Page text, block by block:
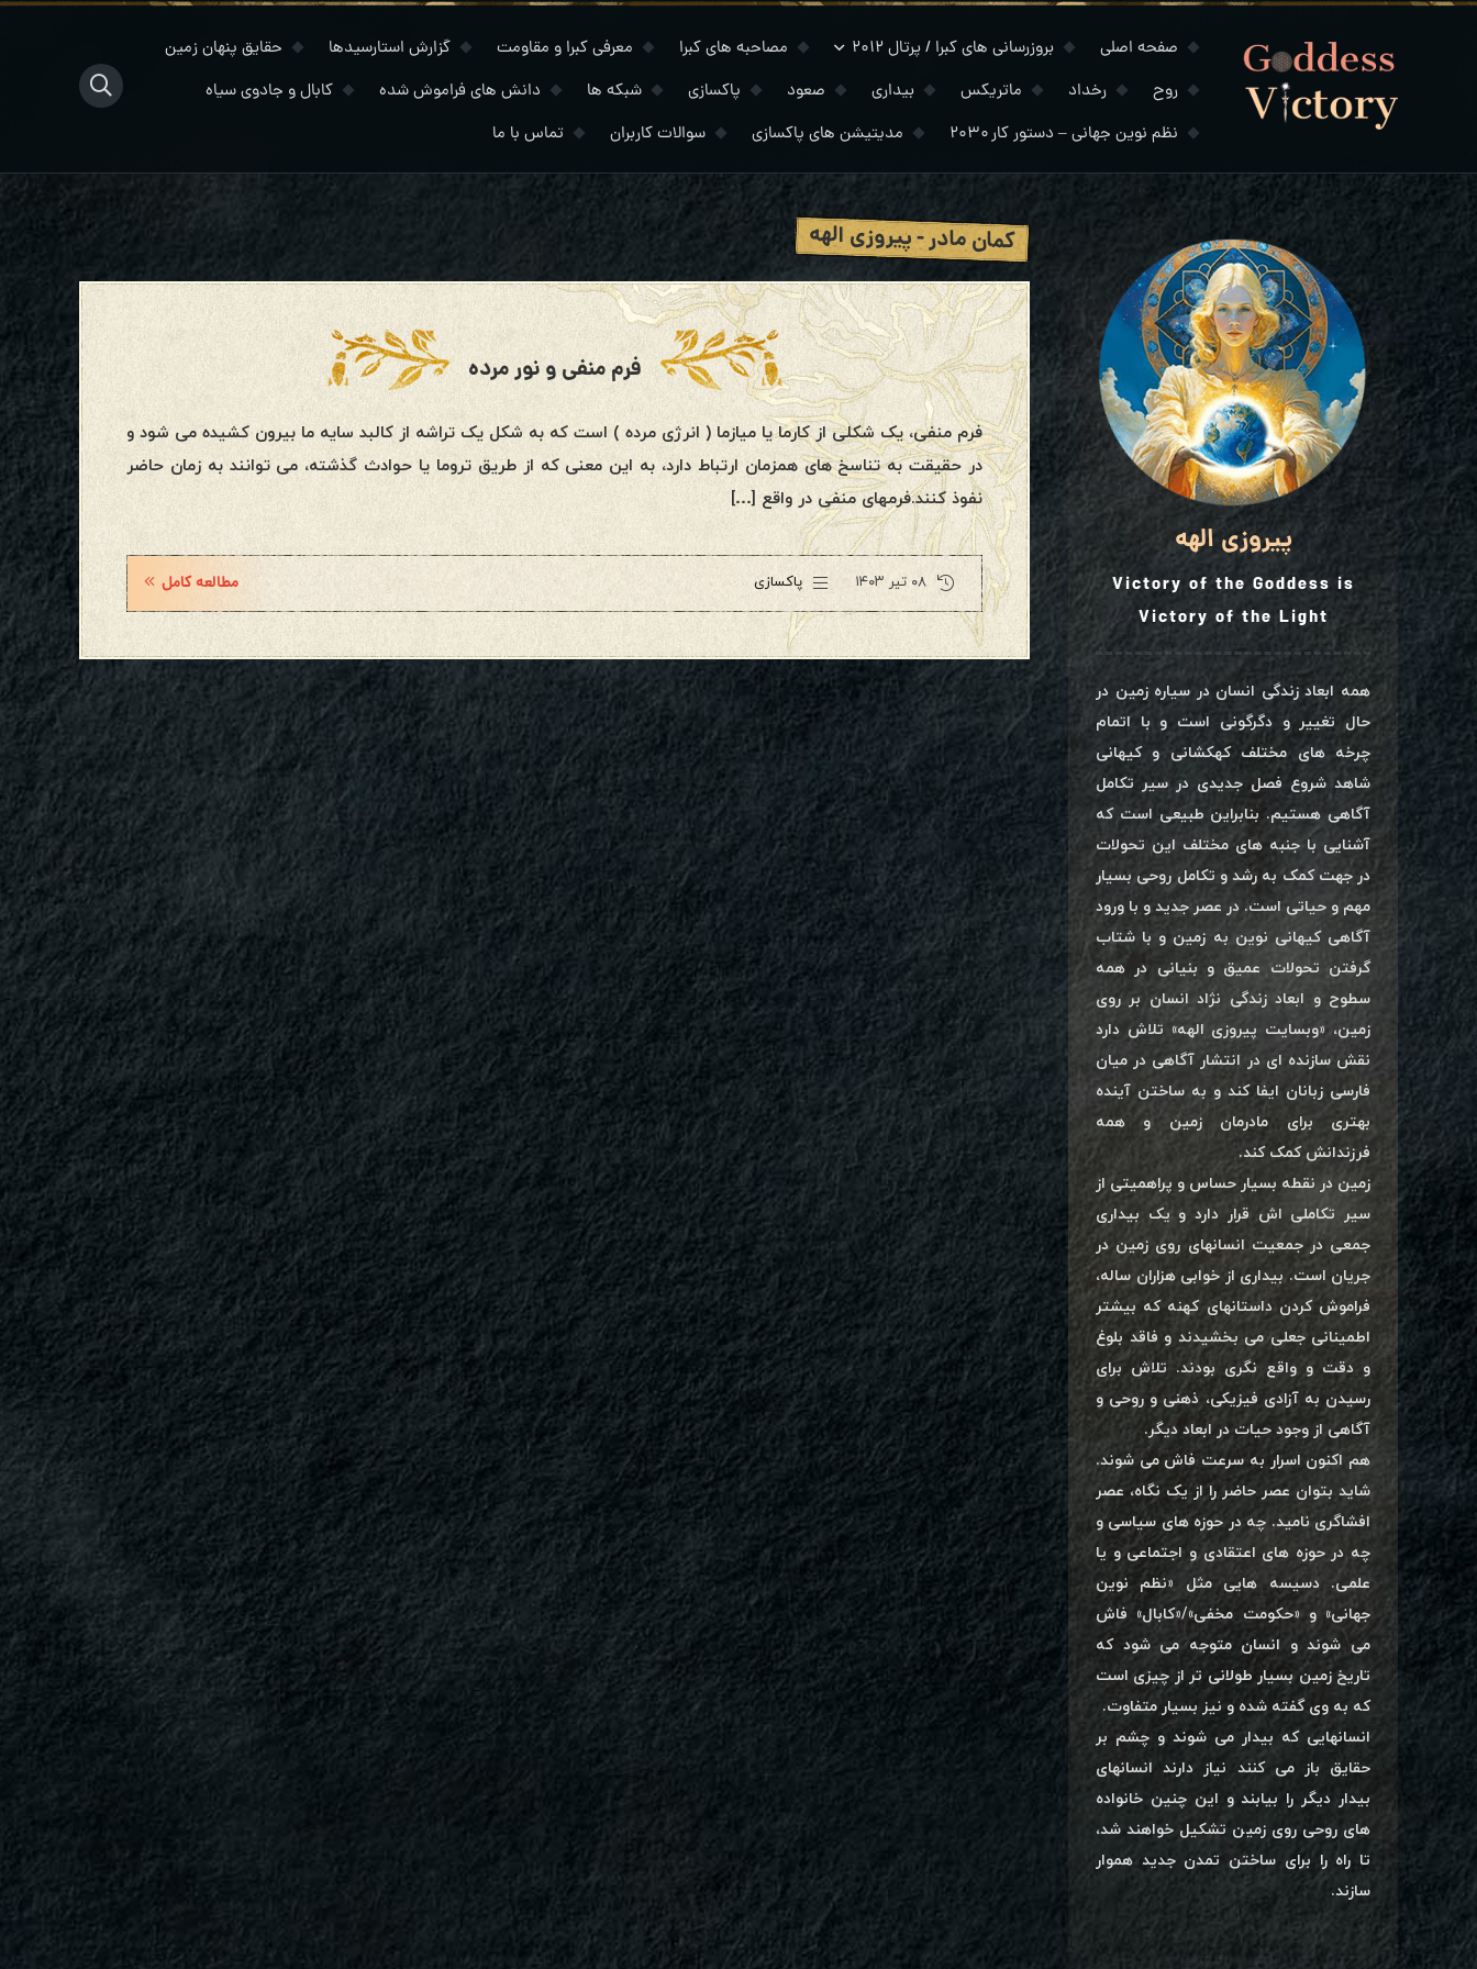
صفحه اصلی بروزرسانی های کبرا / پرتال ۲۰۱۲ مصاحبه های کبرا معرفی کبرا و مقاومت گزارش استارسیدها
حقایق پنهان زمین
روح
رخداد ماتریکس بیداری صعود پاکسازی شبکه ها دانش های فراموش شده
کابال و جادوی سیاه
نظم نوین جهانی – دستور کار ۲۰۳۰
مدیتیشن های پاکسازی سوالات کاربران تماس با ما
کمان مادر - پیروزی الهه
فرم منفی و نور مرده
فرم منفی، یک شکلی از کارما یا میازما ( انرژی مرده ) است که به شکل یک تراشه از کالبد سایه ما بیرون کشیده می شود و
در حقیقت به تناسخ های همزمان ارتباط دارد، به این معنی که از طریق تروما یا حوادث گذشته، می توانند به زمان حاضر
نفوذ کنند.فرمهای منفی در واقع […]
۰۸ تیر ۱۴۰۳ پاکسازی مطالعه کامل
پیروزی الهه
Victory of the Goddess is
Victory of the Light
همه ابعاد زندگی انسان در سیاره زمین در
حال تغییر و دگرگونی است و با اتمام
چرخه های مختلف کهکشانی و کیهانی
شاهد شروع فصل جدیدی در سیر تکامل
آگاهی هستیم. بنابراین طبیعی است که
آشنایی با جنبه های مختلف این تحولات
در جهت کمک به رشد و تکامل روحی بسیار
مهم و حیاتی است. در عصر جدید و با ورود
آگاهی کیهانی نوین به زمین و با شتاب
گرفتن تحولات عمیق و بنیانی در همه
سطوح و ابعاد زندگی نژاد انسان بر روی
زمین، «وبسایت پیروزی الهه» تلاش دارد
نقش سازنده ای در انتشار آگاهی در میان
فارسی زبانان ایفا کند و به ساختن آینده
بهتری برای مادرمان زمین و همه
فرزندانش کمک کند.
زمین در نقطه بسیار حساس و پراهمیتی از
سیر تکاملی اش قرار دارد و یک بیداری
جمعی در جمعیت انسانهای روی زمین در
جریان است. بیداری از خوابی هزاران ساله،
فراموش کردن داستانهای کهنه که بیشتر
اطمینانی جعلی می بخشیدند و فاقد بلوغ
و دقت و واقع نگری بودند. تلاش برای
رسیدن به آزادی فیزیکی، ذهنی و روحی و
آگاهی از وجود حیات در ابعاد دیگر.
هم اکنون اسرار به سرعت فاش می شوند.
شاید بتوان عصر حاضر را از یک نگاه، عصر
افشاگری نامید. چه در حوزه های سیاسی و
چه در حوزه های اعتقادی و اجتماعی و یا
علمی. دسیسه هایی مثل «نظم نوین
جهانی» و «حکومت مخفی»/«کابال» فاش
می شوند و انسان متوجه می شود که
تاریخ زمین بسیار طولانی تر از چیزی است
که به وی گفته شده و نیز بسیار متفاوت.
انسانهایی که بیدار می شوند و چشم بر
حقایق باز می کنند نیاز دارند انسانهای
بیدار دیگر را بیابند و این چنین خانواده
های روحی روی زمین تشکیل خواهند شد،
تا راه را برای ساختن تمدن جدید هموار
سازند.